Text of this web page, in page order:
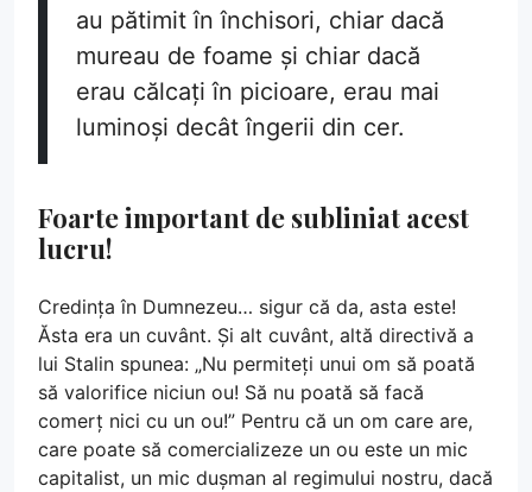
au pătimit în închisori, chiar dacă
mureau de foame și chiar dacă
erau călcați în picioare, erau mai
luminoși decât îngerii din cer.
Foarte important de subliniat acest
lucru!
Credința în Dumnezeu… sigur că da, asta este!
Ăsta era un cuvânt. Și alt cuvânt, altă directivă a
lui Stalin spunea: „Nu permiteți unui om să poată
să valorifice niciun ou! Să nu poată să facă
comerț nici cu un ou!” Pentru că un om care are,
care poate să comercializeze un ou este un mic
capitalist, un mic dușman al regimului nostru, dacă